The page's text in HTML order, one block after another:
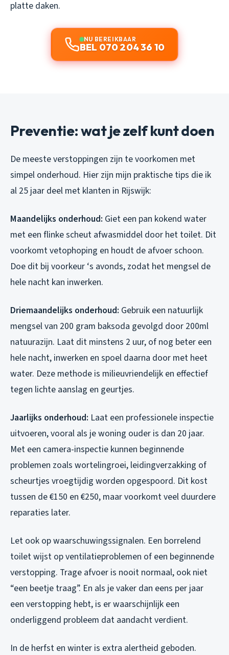
platte daken.
NU BEREIKBAAR
BEL 070 204 36 10
Preventie: wat je zelf kunt doen
De meeste verstoppingen zijn te voorkomen met
simpel onderhoud. Hier zijn mijn praktische tips die ik
al 25 jaar deel met klanten in Rijswijk:
Maandelijks onderhoud: Giet een pan kokend water
met een flinke scheut afwasmiddel door het toilet. Dit
voorkomt vetophoping en houdt de afvoer schoon.
Doe dit bij voorkeur ‘s avonds, zodat het mengsel de
hele nacht kan inwerken.
Driemaandelijks onderhoud: Gebruik een natuurlijk
mengsel van 200 gram baksoda gevolgd door 200ml
natuurazijn. Laat dit minstens 2 uur, of nog beter een
hele nacht, inwerken en spoel daarna door met heet
water. Deze methode is milieuvriendelijk en effectief
tegen lichte aanslag en geurtjes.
Jaarlijks onderhoud: Laat een professionele inspectie
uitvoeren, vooral als je woning ouder is dan 20 jaar.
Met een camera-inspectie kunnen beginnende
problemen zoals wortelingroei, leidingverzakking of
scheurtjes vroegtijdig worden opgespoord. Dit kost
tussen de €150 en €250, maar voorkomt veel duurdere
reparaties later.
Let ook op waarschuwingssignalen. Een borrelend
toilet wijst op ventilatieproblemen of een beginnende
verstopping. Trage afvoer is nooit normaal, ook niet
“een beetje traag”. En als je vaker dan eens per jaar
een verstopping hebt, is er waarschijnlijk een
onderliggend probleem dat aandacht verdient.
In de herfst en winter is extra alertheid geboden.